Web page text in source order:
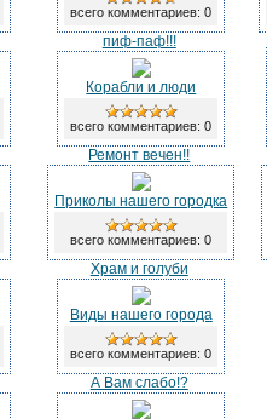
всего комментариев: 0
пиф-паф!!!
Корабли и люди
всего комментариев: 0
Ремонт вечен!!
Приколы нашего городка
всего комментариев: 0
Храм и голуби
Виды нашего города
всего комментариев: 0
А Вам слабо!?